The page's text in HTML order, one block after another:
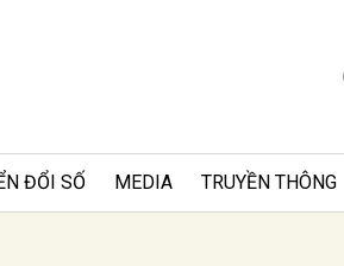
ĐỔI SỐ MEDIA TRUYỀN THÔNG